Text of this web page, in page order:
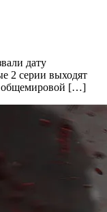
дату
2 серии выходят
общемировой […]